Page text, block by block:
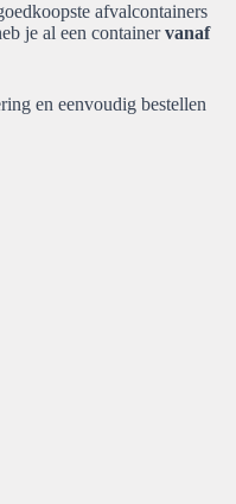
afvalcontainers
je al een containervanaf
en eenvoudig bestellen